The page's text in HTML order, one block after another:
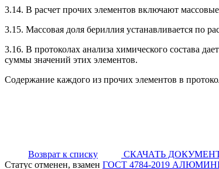
3.14. В расчет прочих элементов включают
3.15. Массовая доля бериллия устанавливается по
3.16. В протоколах анализа химического состава
суммы значений этих элементов.
Содержание каждого из прочих элементов в
Возврат к списку
СКАЧАТЬ
Статус отменен, взамен ГОСТ 4784-2019